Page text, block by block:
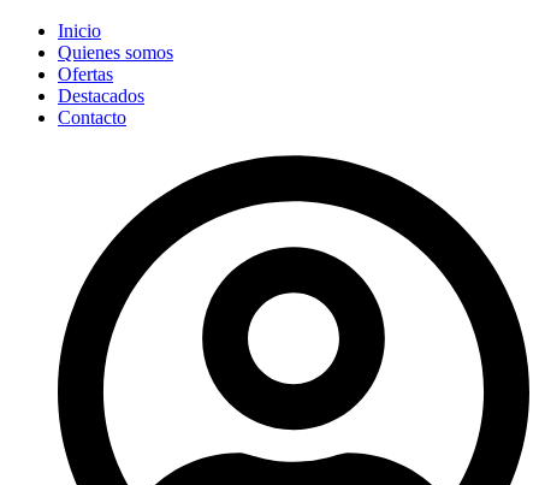
Inicio
Quienes somos
Ofertas
Destacados
Contacto